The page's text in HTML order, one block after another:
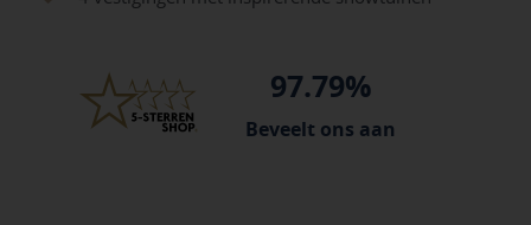
97.79%
Beveelt ons aan